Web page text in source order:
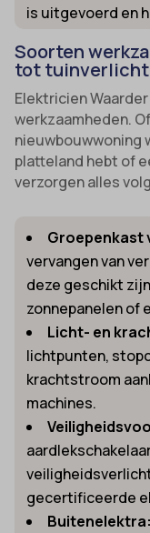
is uitgevoerd en
Soorten
tot
Elektricien
werkzaamheden.
nieuwbouwwoning
platteland hebt of
verzorgen alles
Groepenkast
vervangen van
deze geschikt
zonnepanelen of
Licht- en
lichtpunten,
krachtstroom
machines.
gecertificeerde
Buitenelektra: